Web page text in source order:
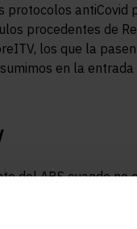
antiCovid
procedentes de
los que la
en la
del ABS cuando no
también pasa a